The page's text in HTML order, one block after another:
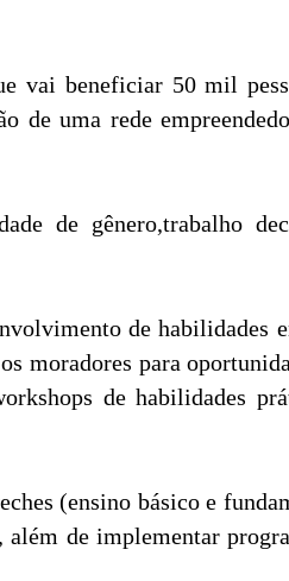
vai beneficiar 50 mil
de uma rede
de gênero,trabalho
de habilidades
moradores para
de habilidades
(ensino básico e
de implementar